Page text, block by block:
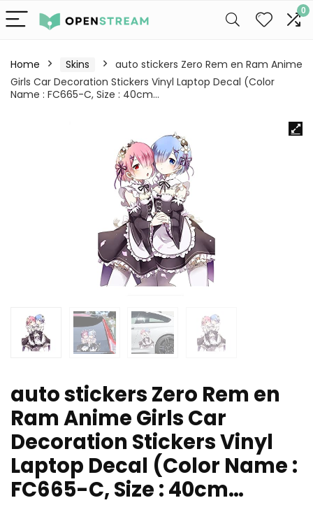
0
Home Skins
auto stickers Zero Rem en Ram Anime
Girls Car Decoration Stickers Vinyl Laptop Decal (Color
Name : FC665-C, Size : 40cm…
auto stickers Zero Rem en
Ram Anime Girls Car
Decoration Stickers Vinyl
Laptop Decal (Color Name :
FC665-C, Size : 40cm…